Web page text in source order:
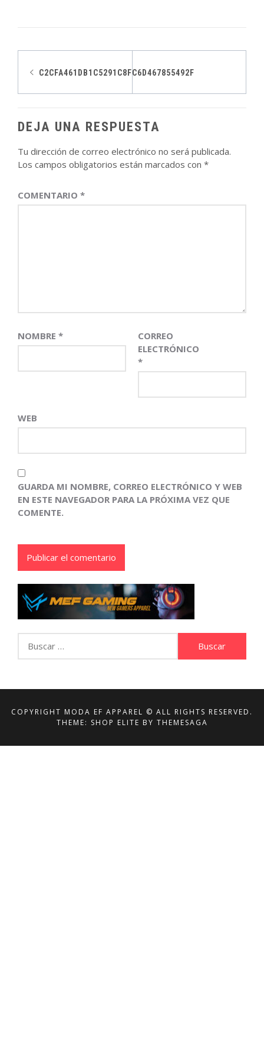
Navegación
de
entradas
C2CFA461DB1C5291C8FC6D467855492F
DEJA UNA RESPUESTA
Tu dirección de correo electrónico no será publicada.
Los campos obligatorios están marcados con *
COMENTARIO *
NOMBRE *
CORREO
ELECTRÓNICO
*
WEB
GUARDA MI NOMBRE, CORREO ELECTRÓNICO Y WEB
EN ESTE NAVEGADOR PARA LA PRÓXIMA VEZ QUE
COMENTE.
COPYRIGHT MODA EF APPAREL © ALL RIGHTS RESERVED.
THEME: SHOP ELITE BY THEMESAGA